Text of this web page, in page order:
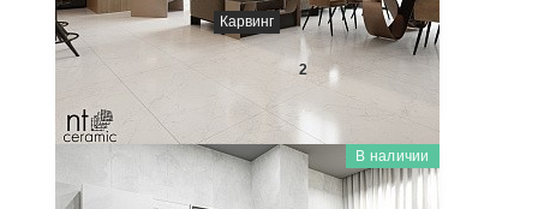
Карвинг
2 400 2
В наличии
CEMENTO
NTT996040M